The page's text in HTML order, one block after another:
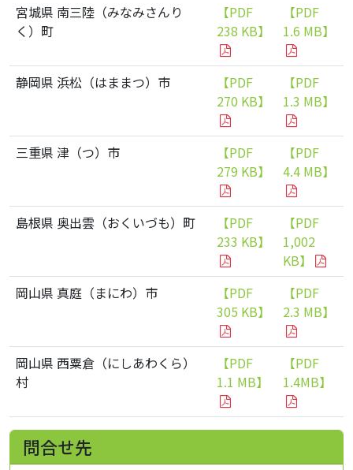
宮城県 南三陸（みなみさんり
く）町
【PDF
238 KB】
【PDF
1.6 MB】
静岡県 浜松（はままつ）市
【PDF
270 KB】
【PDF
1.3 MB】
三重県 津（つ）市
【PDF
279 KB】
【PDF
4.4 MB】
島根県 奥出雲（おくいづも）町
【PDF
233 KB】
【PDF
1,002
KB】
岡山県 真庭（まにわ）市
【PDF
305 KB】
【PDF
2.3 MB】
岡山県 西粟倉（にしあわくら）
村
【PDF
1.1 MB】
【PDF
1.4MB】
問合せ先